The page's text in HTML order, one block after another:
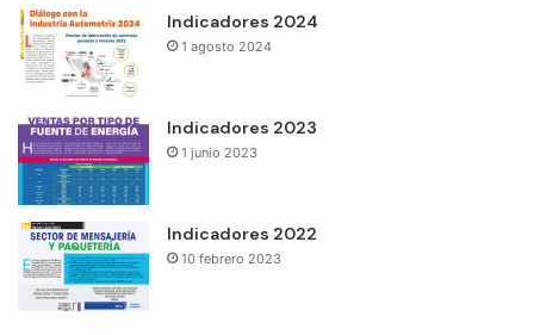
Indicadores 2024
1 agosto 2024
Indicadores 2023
1 junio 2023
Indicadores 2022
10 febrero 2023